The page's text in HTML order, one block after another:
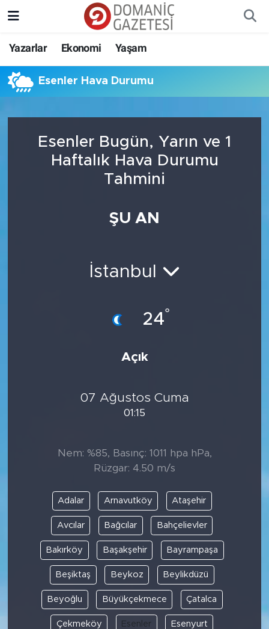
Yazarlar Ekonomi Yaşam
Esenler Hava Durumu
Esenler Bugün, Yarın ve 1
Haftalık Hava Durumu
Tahmini
ŞU AN
İstanbul
24°
Açık
07 Ağustos Cuma
01:15
Nem: %85, Basınç: 1011 hpa hPa,
Rüzgar: 4.50 m/s
Adalar Arnavutköy Ataşehir
Avcılar Bağcılar Bahçelievler
Bakırköy Başakşehir Bayrampaşa
Beşiktaş Beykoz Beylikdüzü
Beyoğlu Büyükçekmece Çatalca
Çekmeköy Esenler Esenyurt